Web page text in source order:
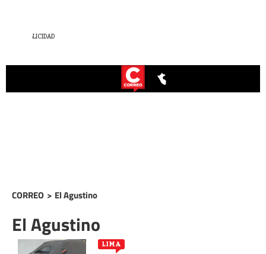
CORREO > El Agustino
El Agustino
LIMA